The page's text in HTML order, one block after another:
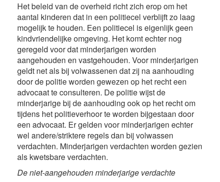
Het beleid van de overheid richt zich erop om het
aantal kinderen dat in een politiecel verblijft zo laag
mogelijk te houden. Een politiecel is eigenlijk geen
kindvriendelijke omgeving. Het komt echter nog
geregeld voor dat minderjarigen worden
aangehouden en vastgehouden. Voor minderjarigen
geldt net als bij volwassenen dat zij na aanhouding
door de politie worden gewezen op het recht een
advocaat te consulteren. De politie wijst de
minderjarige bij de aanhouding ook op het recht om
tijdens het politieverhoor te worden bijgestaan door
een advocaat. Er gelden voor minderjarigen echter
wel andere/striktere regels dan bij volwassen
verdachten. Minderjarigen verdachten worden gezien
als kwetsbare verdachten.
De niet-aangehouden minderjarige verdachte